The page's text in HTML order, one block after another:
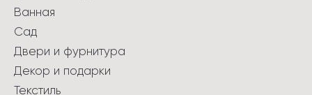
Ванная
Сад
Двери и фурнитура
Декор и подарки
Текстиль